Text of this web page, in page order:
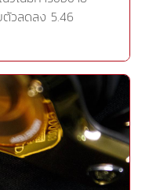
งคำมีการปรับตัวลด
ถเก็งกำไร โดยให้
ว้ที่ 1,263 ดอลลาร์
(19,650บาท)
)แนวต้าน 1,283
(20,250บาท)
(19,820บาท) 1,251
าน 1,283
(20,400บาท)
ตุเกส อย่างไรก็ตาม
ที่อ่อนค่าลงในช่วง
2561 ที่ 0.7% คณะ
รอยู่ในระดับผ่อนปรน
วนอ่อนค่า รวมทั้ง
เทศและพัฒนาการ
หากการอ่อนตัวของ
ริเวณ 1,263
วลดลง 5.46
กการแข็งค่าของ
กกว่าคาด
ำร่วงลงแตะระดับต่ำ
ลลาร์ต่อออนซ์
มการค้าระหว่างสหรัฐ
นสินทรัพย์เสี่ยง หลัง
นำเข้าสินค้าจากจีน